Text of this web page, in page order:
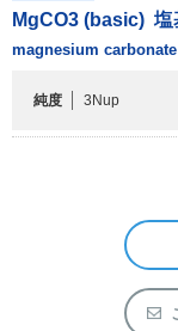
純度 3Nup